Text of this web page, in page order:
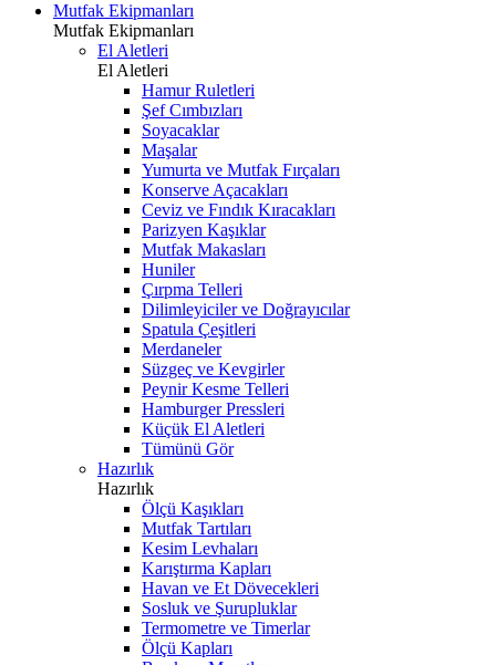
Mutfak Ekipmanları
Mutfak Ekipmanları
El Aletleri
El Aletleri
Hamur Ruletleri
Şef Cımbızları
Soyacaklar
Maşalar
Yumurta ve Mutfak Fırçaları
Konserve Açacakları
Ceviz ve Fındık Kıracakları
Parizyen Kaşıklar
Mutfak Makasları
Huniler
Çırpma Telleri
Dilimleyiciler ve Doğrayıcılar
Spatula Çeşitleri
Merdaneler
Süzgeç ve Kevgirler
Peynir Kesme Telleri
Hamburger Pressleri
Küçük El Aletleri
Tümünü Gör
Hazırlık
Hazırlık
Ölçü Kaşıkları
Mutfak Tartıları
Kesim Levhaları
Karıştırma Kapları
Havan ve Et Dövecekleri
Sosluk ve Şurupluklar
Termometre ve Timerlar
Ölçü Kapları